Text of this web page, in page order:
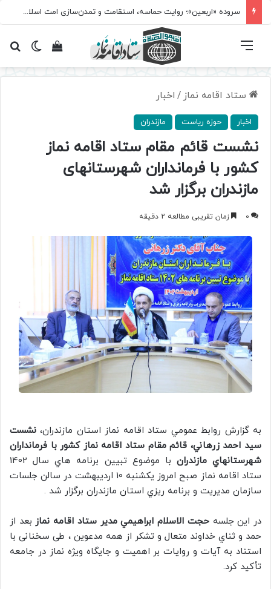
سروده‌ «اربعین»؛ روایت حماسه، استقامت و تمدن‌سازی امت اسلامی
تغییرمشاهده فهرست
ستاد اقامه نماز / اخبار
اخبار حوزه ریاست مازندران
نشست قائم مقام ستاد اقامه نماز
كشور با فرمانداران شهرستانهای
مازندران برگزار شد
0 زمان تقریبی مطالعه 2 دقیقه
به گزارش روابط عمومي ستاد اقامه نماز استان مازندران، نشست
سيد احمد زرهاني، قائم مقام ستاد اقامه نماز كشور با فرمانداران
شهرستانهاي مازندران
با موضوع تبيين برنامه هاي سال 1402
ستاد اقامه نماز صبح امروز يكشنبه 10 ارديبهشت در سالن جلسات
سازمان مديريت و برنامه ريزي استان مازندران برگزار شد .
در اين جلسهحجت الاسلام ابراهيمي مدير ستاد اقامه نماز بعد از
حمد و ثناي خداوند متعال و تشكر از همه مدعوين ، طی سخنانی با
استناد به آيات و روايات بر اهميت و جايگاه ويژه نماز در جامعه
تأكيد كرد.